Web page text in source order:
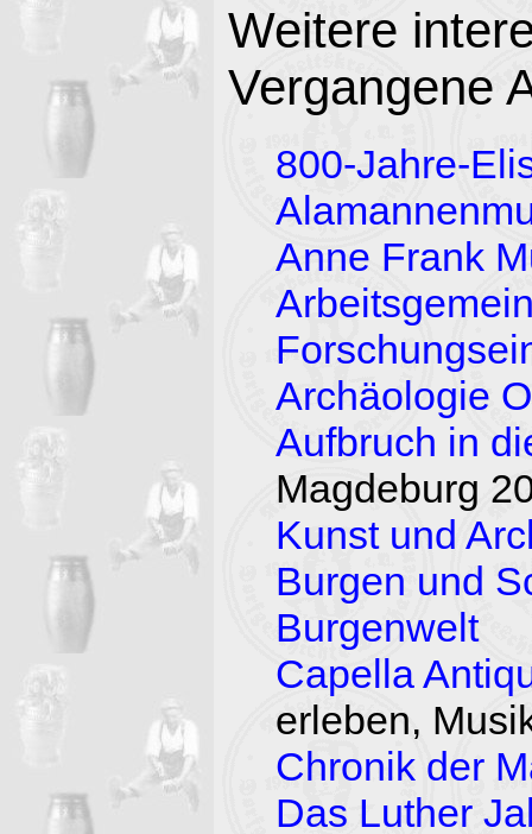
Weitere
Vergangene
800-Jahre-
Anne Frank
Archäologie
Aufbruch in
Magdeburg
Kunst und
Burgen und
Burgenwelt
Capella
erleben,
Chronik der
Das Luther